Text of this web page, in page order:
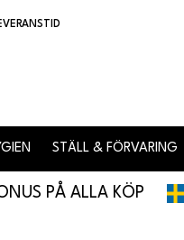
STÄLL & FÖRVARING
PÅ ALLA KÖP